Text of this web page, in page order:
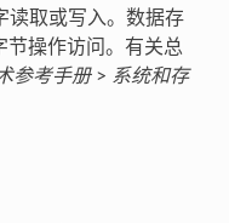
读取或写入。数据存
节操作访问。有关总
参考手册> 系统和存